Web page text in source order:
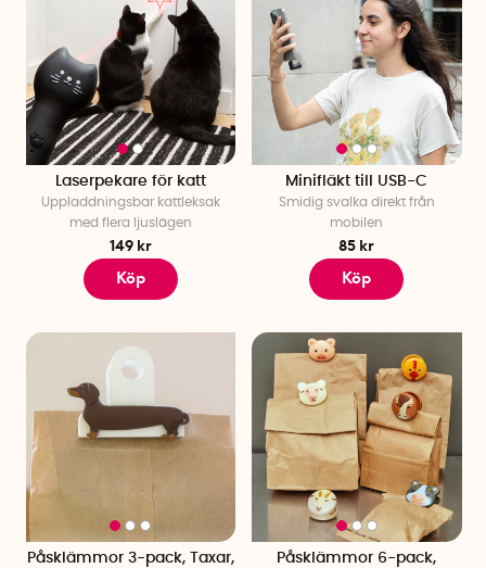
Laserpekare för katt
Uppladdningsbar kattleksak
med flera ljuslägen
149 kr
Köp
Minifläkt till USB-C
Smidig svalka direkt från
mobilen
85 kr
Köp
Påsklämmor 3-pack, Taxar, Påsklämmor 6-pack,